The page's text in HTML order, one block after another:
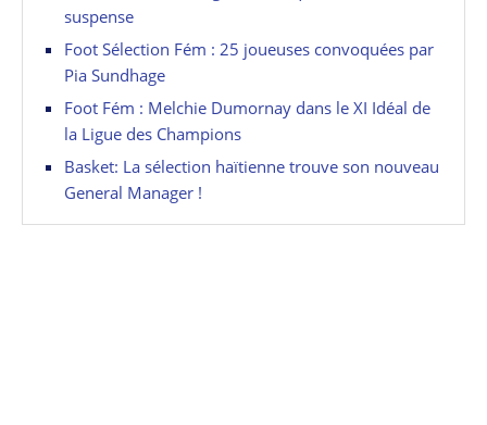
suspense
Foot Sélection Fém : 25 joueuses convoquées par
Pia Sundhage
Foot Fém : Melchie Dumornay dans le XI Idéal de
la Ligue des Champions
Basket: La sélection haïtienne trouve son nouveau
General Manager !